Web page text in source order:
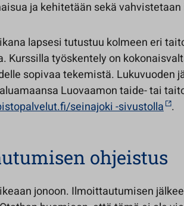
ja kehitetään sekä
lapsesi tutustuu kolmeen eri
Kurssilla työskentely on
sopivaa tekemistä. Lukuvuoden
Luovaamon taide- tai
seinajoki -sivustolla .
ohjeistus
jonoon. Ilmoittautumisen